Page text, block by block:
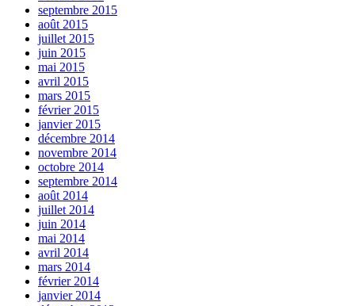
septembre 2015
août 2015
juillet 2015
juin 2015
mai 2015
avril 2015
mars 2015
février 2015
janvier 2015
décembre 2014
novembre 2014
octobre 2014
septembre 2014
août 2014
juillet 2014
juin 2014
mai 2014
avril 2014
mars 2014
février 2014
janvier 2014